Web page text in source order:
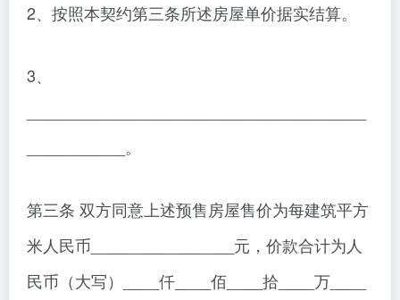
2、按照本契约第三条所述房屋单价据实结算。
3、
___________。
第三条 双方同意上述预售房屋售价为每建筑平方
米人民币________________元，价款合计为人
民币（大写）____仟____佰____拾____万____